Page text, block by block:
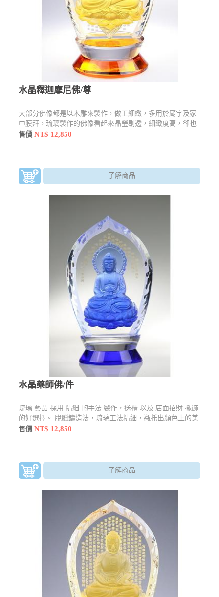
水晶釋迦摩尼佛/尊
大部分佛像都是以木雕來製作，做工細緻，多用於廟宇及家
中膜拜，琉璃製作的佛像看起來晶瑩剔透，細緻度高，卻也
不失莊嚴感，還有許多型態及樣貌
售價NT$ 12,850
了解商品
水晶藥師佛/件
琉璃 藝品 採用 精細 的手法 製作，送禮 以及 店面招財 擺飾
的好選擇。 脫臘鑄造法，琉璃工法精細，襯托出顏色上的美
感尺寸：12*12*28±1.5cm材質：琉璃顏色：以現場銷售為主
售價NT$ 12,850
了解商品